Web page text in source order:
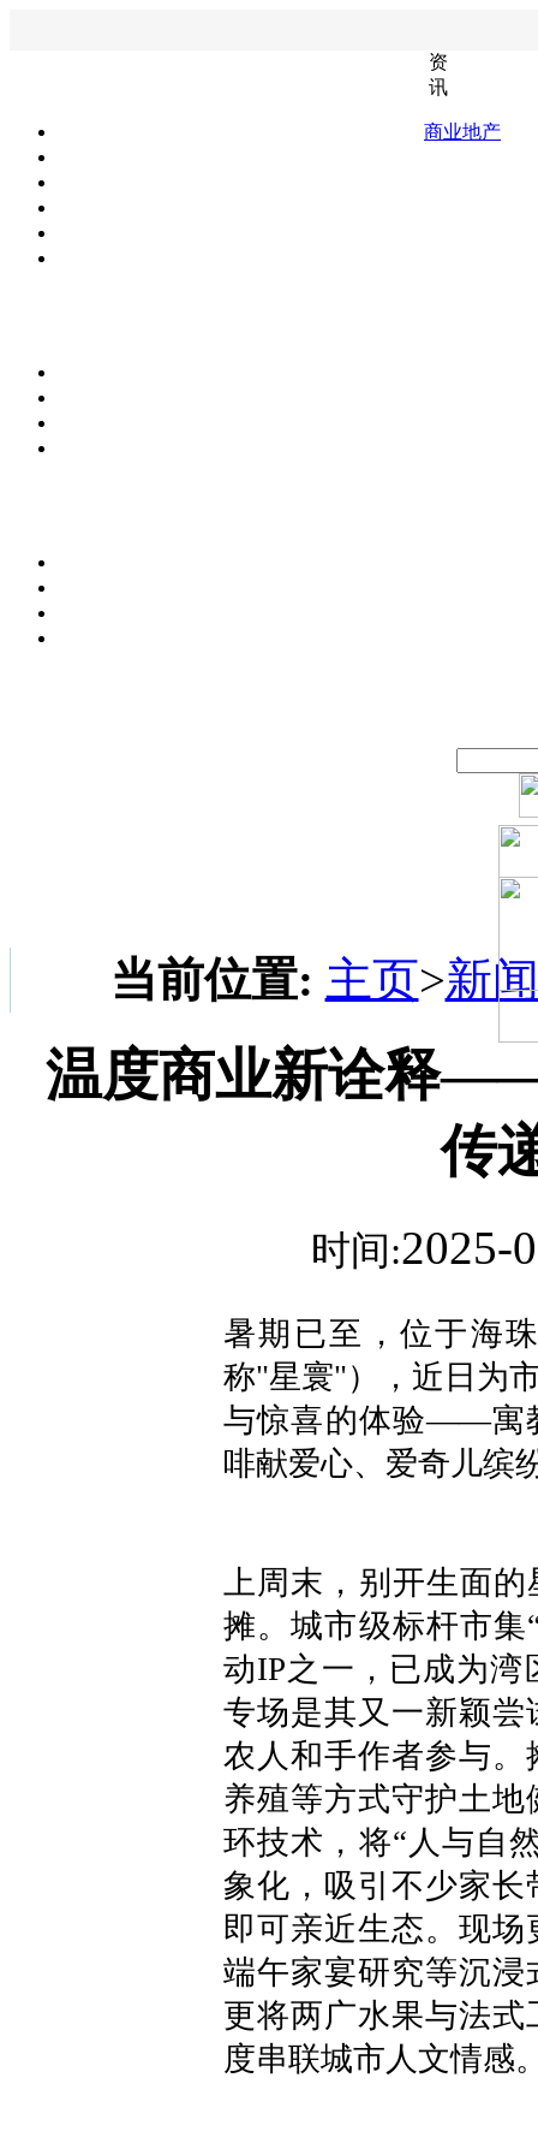
资
讯
商业地产
当前位置: 主页>新
温度商业新诠释
传
时间:2025-
暑期已至，位于海
称"星寰"），近日为
与惊喜的体验——寓
啡献爱心、爱奇儿缤
上周末，别开生面
摊。城市级标杆市
动IP之一，已成为
专场是其又一新颖
农人和手作者参与
养殖等方式守护土
环技术，将“人与自
象化，吸引不少家
即可亲近生态。现
端午家宴研究等沉
更将两广水果与法
度串联城市人文情感